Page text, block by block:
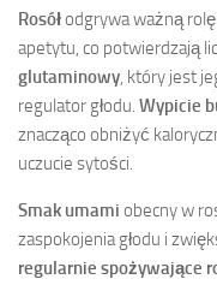
Rosółodgrywa ważną
apetytu, co potwierdzają
glutaminowy, który jest
regulator głodu. Wypicie
znacząco obniżyć
uczucie sytości.
Smak umami obecny w
zaspokojenia głodu i
regularnie spożywające